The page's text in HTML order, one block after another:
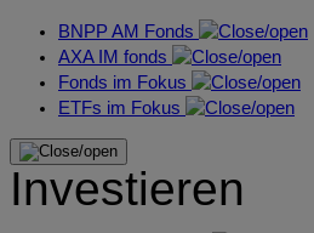
BNPP AM Fonds
AXA IM fonds
Fonds im Fokus
ETFs im Fokus
Investieren